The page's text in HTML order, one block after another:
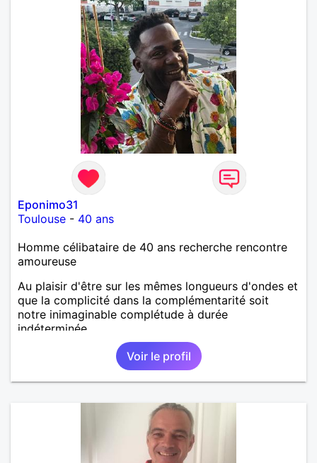
le verre à moitié plein en permanence, goûtons le
ensemble...🤗
Eponimo31
Toulouse - 40 ans
Homme célibataire de 40 ans recherche rencontre
amoureuse
Au plaisir d'être sur les mêmes longueurs d'ondes et
que la complicité dans la complémentarité soit
notre inimaginable complétude à durée
indéterminée....
Voir le profil